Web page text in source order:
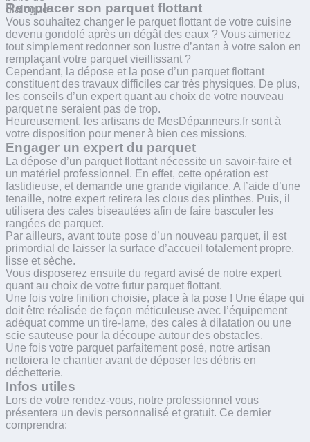
Remplacer son parquet flottant
Vous souhaitez changer le parquet flottant de votre cuisine
devenu gondolé après un dégât des eaux ? Vous aimeriez
tout simplement redonner son lustre d’antan à votre salon en
remplaçant votre parquet vieillissant ?
Cependant, la dépose et la pose d’un parquet flottant
constituent des travaux difficiles car très physiques. De plus,
les conseils d’un expert quant au choix de votre nouveau
parquet ne seraient pas de trop.
Heureusement, les artisans de MesDépanneurs.fr sont à
votre disposition pour mener à bien ces missions.
Engager un expert du parquet
La dépose d’un parquet flottant nécessite un savoir-faire et
un matériel professionnel. En effet, cette opération est
fastidieuse, et demande une grande vigilance. A l’aide d’une
tenaille, notre expert retirera les clous des plinthes. Puis, il
utilisera des cales biseautées afin de faire basculer les
rangées de parquet.
Par ailleurs, avant toute pose d’un nouveau parquet, il est
primordial de laisser la surface d’accueil totalement propre,
lisse et sèche.
Vous disposerez ensuite du regard avisé de notre expert
quant au choix de votre futur parquet flottant.
Une fois votre finition choisie, place à la pose ! Une étape qui
doit être réalisée de façon méticuleuse avec l’équipement
adéquat comme un tire-lame, des cales à dilatation ou une
scie sauteuse pour la découpe autour des obstacles.
Une fois votre parquet parfaitement posé, notre artisan
nettoiera le chantier avant de déposer les débris en
déchetterie.
Infos utiles
Lors de votre rendez-vous, notre professionnel vous
présentera un devis personnalisé et gratuit. Ce dernier
comprendra: